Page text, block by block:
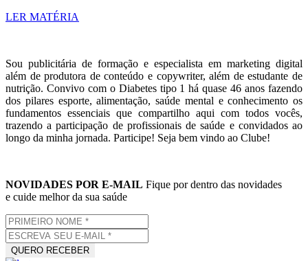
LER MATÉRIA
Sou publicitária de formação e especialista em marketing digital
além de produtora de conteúdo e copywriter, além de estudante de
nutrição. Convivo com o Diabetes tipo 1 há quase 46 anos fazendo
dos pilares esporte, alimentação, saúde mental e conhecimento os
fundamentos essenciais que compartilho aqui com todos vocês,
trazendo a participação de profissionais de saúde e convidados ao
longo da minha jornada. Participe! Seja bem vindo ao Clube!
NOVIDADES POR E-MAIL Fique por dentro das novidades
e cuide melhor da sua saúde